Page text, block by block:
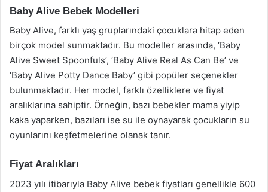
Baby Alive Bebek Modelleri
Baby Alive, farklı yaş gruplarındaki çocuklara hitap eden
birçok model sunmaktadır. Bu modeller arasında, ‘Baby
Alive Sweet Spoonfuls’, ‘Baby Alive Real As Can Be’ ve
‘Baby Alive Potty Dance Baby’ gibi popüler seçenekler
bulunmaktadır. Her model, farklı özelliklere ve fiyat
aralıklarına sahiptir. Örneğin, bazı bebekler mama yiyip
kaka yaparken, bazıları ise su ile oynayarak çocukların su
oyunlarını keşfetmelerine olanak tanır.
Fiyat Aralıkları
2023 yılı itibarıyla Baby Alive bebek fiyatları genellikle 600